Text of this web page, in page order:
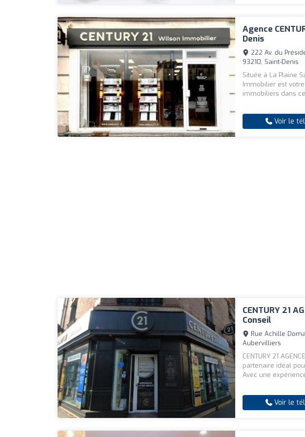
Agence
Denis
222 Av. du
93210, Saint-Denis
Située à La Plaine
Immobilier est
immobiliers dans
Voir le
CENTURY 21
Conseil
Rue Achille
Aubervilliers
CENTURY 21
partenaire idéal
Avec une
Voir le